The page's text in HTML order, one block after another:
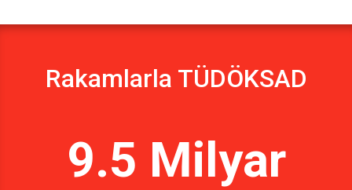
Rakamlarla TÜDÖKSAD
9.5 Milyar